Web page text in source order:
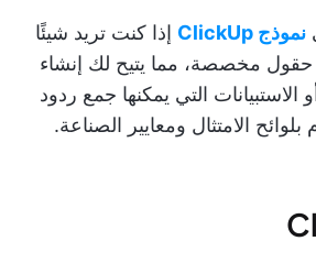
نموذج ClickUp
إذا كنت تريد شيئًا
مخصصة، مما يتيح لك إنشاء
الاستبيانات التي يمكنها جمع ردود
بلوائح الامتثال ومعايير الصناعة.